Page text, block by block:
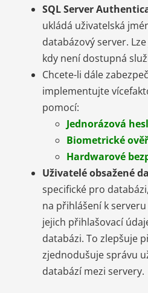
SQL Server
ukládá uživatelská
databázový server.
kdy není dostupná
Chcete-li dále
implementujte
pomocí:
Jednorázová
Biometrické
Hardwarové
Uživatelé obsažené
specifické pro
na přihlášení k
jejich přihlašovací
databázi. To zlepšuje
zjednodušuje správu
databází mezi servery.